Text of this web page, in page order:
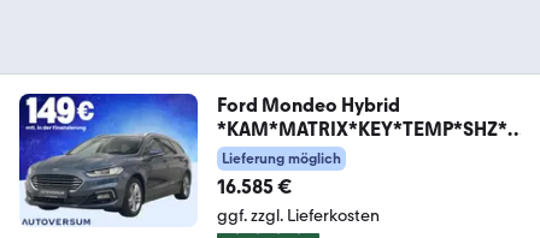
Ford Mondeo Hybrid
*KAM*MATRIX*KEY*TEMP*SHZ*P
ARK*TOT*
Lieferung möglich
16.585 €
ggf. zzgl. Lieferkosten